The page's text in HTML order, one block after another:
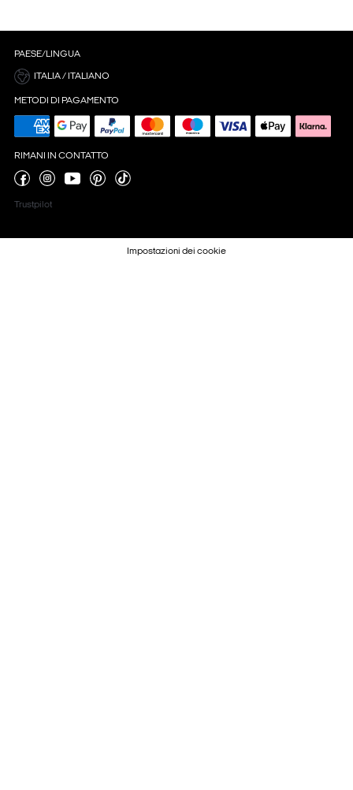
PAESE/LINGUA
ITALIA / ITALIANO
METODI DI PAGAMENTO
RIMANI IN CONTATTO
Trustpilot
Impostazioni dei cookie